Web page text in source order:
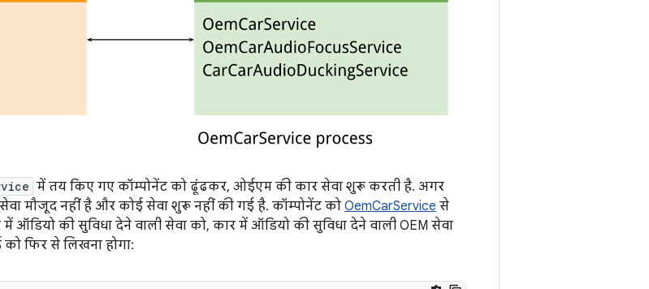
में तय किए गए कॉम्पोनेंट को ढूंढकर, ओईएम की कार सेवा शुरू करती है. अगर
मौजूद नहीं है और कोई सेवा शुरू नहीं की गई है. कॉम्पोनेंट को OemCarService से
ऑडियो की सुविधा देने वाली सेवा को, कार में ऑडियो की सुविधा देने वाली OEM सेवा
फिर से लिखना होगा: